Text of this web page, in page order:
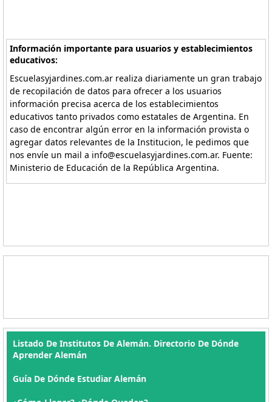
Información importante para usuarios y establecimientos
educativos:
Escuelasyjardines.com.ar realiza diariamente un gran trabajo
de recopilación de datos para ofrecer a los usuarios
información precisa acerca de los establecimientos
educativos tanto privados como estatales de Argentina. En
caso de encontrar algún error en la información provista o
agregar datos relevantes de la Institucion, le pedimos que
nos envíe un mail a info@escuelasyjardines.com.ar. Fuente:
Ministerio de Educación de la República Argentina.
Listado De Institutos De Alemán. Directorio De Dónde
Aprender Alemán
Guía De Dónde Estudiar Alemán